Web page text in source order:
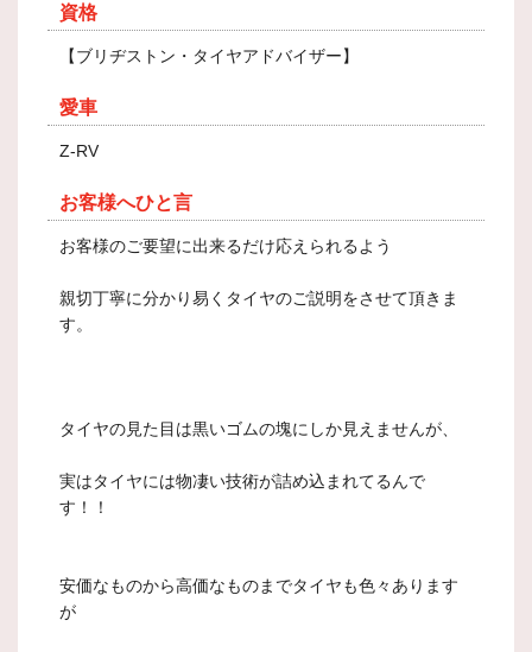
資格
【ブリヂストン・タイヤアドバイザー】
愛車
Z-RV
お客様へひと言
お客様のご要望に出来るだけ応えられるよう
親切丁寧に分かり易くタイヤのご説明をさせて頂きま
す。
タイヤの見た目は黒いゴムの塊にしか見えませんが、
実はタイヤには物凄い技術が詰め込まれてるんで
す！！
安価なものから高価なものまでタイヤも色々あります
が